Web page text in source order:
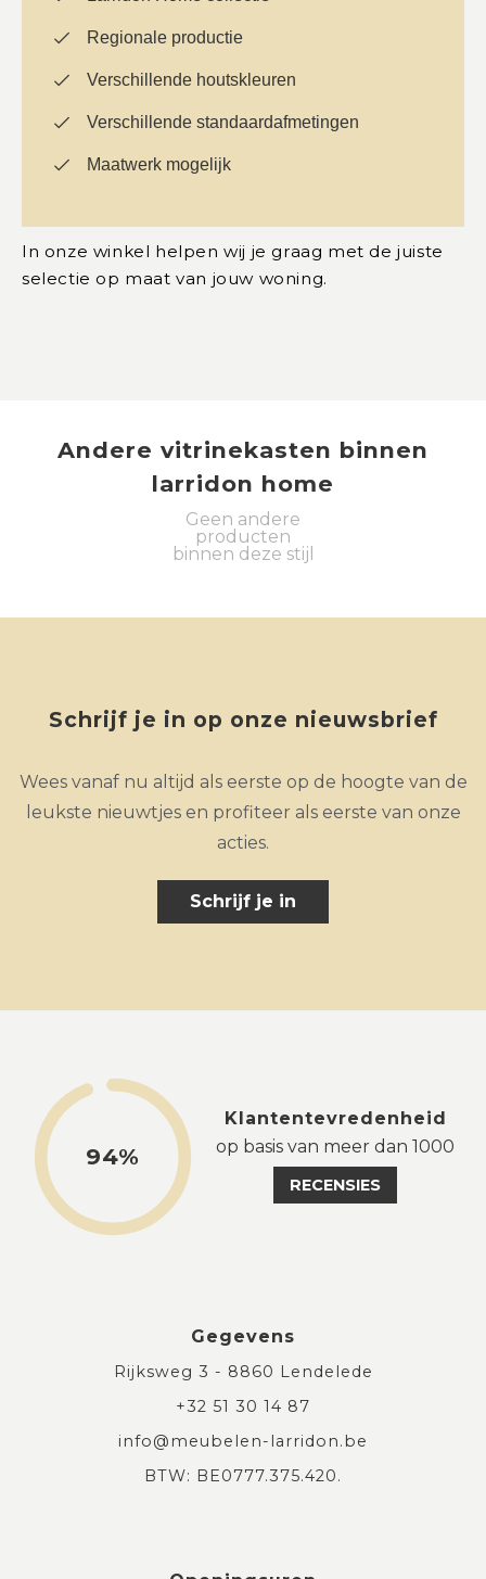
Regionale productie
Verschillende houtskleuren
Verschillende standaardafmetingen
Maatwerk mogelijk
In onze winkel helpen wij je graag met de juiste
selectie op maat van jouw woning.
Andere vitrinekasten binnen
larridon home
Geen andere
producten
binnen deze stijl
Schrijf je in op onze nieuwsbrief
Wees vanaf nu altijd als eerste op de hoogte van de
leukste nieuwtjes en profiteer als eerste van onze
acties.
Schrijf je in
94%
Klantentevredenheid
op basis van meer dan 1000
RECENSIES
Gegevens
Rijksweg 3 - 8860 Lendelede
+32 51 30 14 87
info@meubelen-larridon.be
BTW: BE0777.375.420.